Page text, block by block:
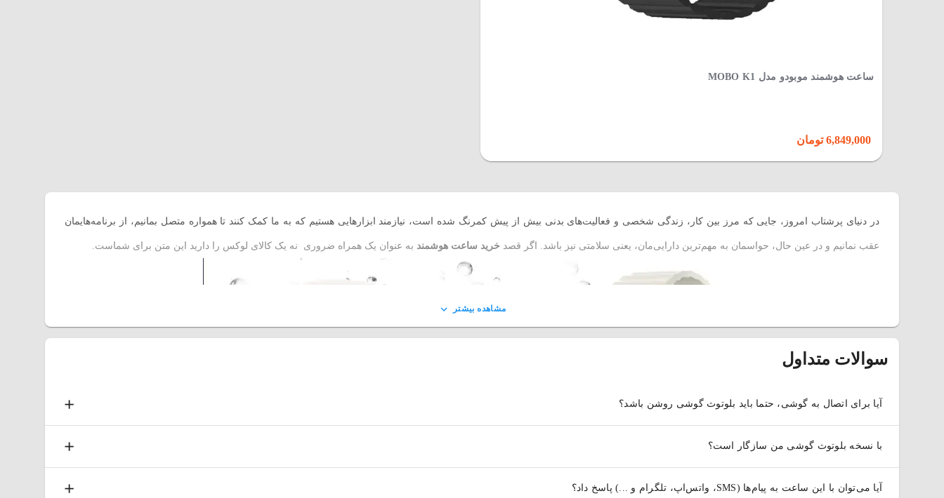
ساعت هوشمند موبودو مدل MOBO K1
در دنیای پرشتاب امروز، جایی که مرز بین کار، زندگی شخصی و فعالیت‌های بدنی بیش از پیش کمرنگ شده است، نیازمند ابزارهایی هستیم که به ما کمک کنند تا همواره متصل بمانیم، از برنامه‌هایمان
عقب نمانیم و در عین حال، حواسمان به مهم‌ترین دارایی‌مان، یعنی سلامتی‌ نیز باشد. اگر قصد خرید ساعت‌ هوشمند به عنوان یک همراه ضروری نه یک کالای لوکس را دارید این متن برای شماست.
مشاهده بیشتر
سوالات متداول
آیا برای اتصال به گوشی، حتما باید بلوتوث گوشی روشن باشد؟
با نسخه بلوتوث گوشی من سازگار است؟
آیا می‌توان با این ساعت به پیام‌ها (SMS، واتس‌اپ، تلگرام و ...) پاسخ داد؟